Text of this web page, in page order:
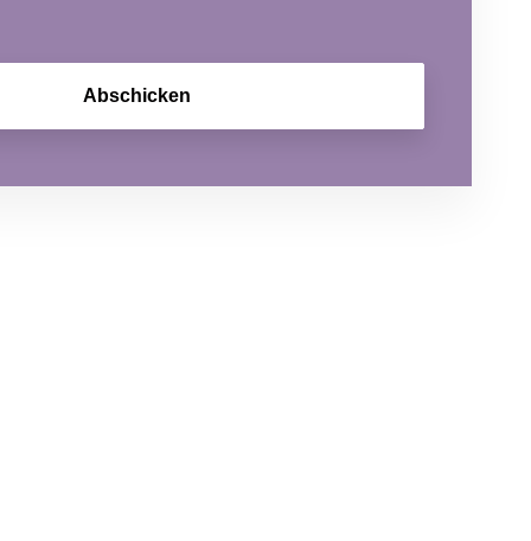
Abschicken